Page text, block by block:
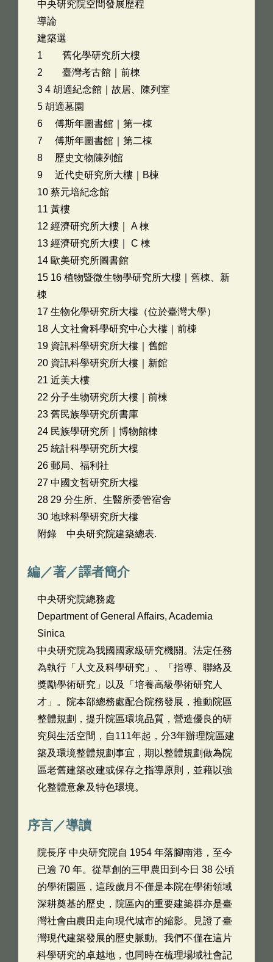
中央研究院空間發展歷程
導論
建築選
1 舊化學研究所大樓
2 臺灣考古館｜前棟
3 4 胡適紀念館｜故居、陳列室
5 胡適墓園
6 傅斯年圖書館｜第一棟
7 傅斯年圖書館｜第二棟
8 歷史文物陳列館
9 近代史研究所大樓｜B棟
10 蔡元培紀念館
11 黃樓
12 經濟研究所大樓｜ A 棟
13 經濟研究所大樓｜ C 棟
14 歐美研究所圖書館
15 16 植物暨微生物學研究所大樓｜舊棟、新
棟
17 生物化學研究所大樓（位於臺灣大學）
18 人文社會科學研究中心大樓｜前棟
19 資訊科學研究所大樓｜舊館
20 資訊科學研究所大樓｜新館
21 近美大樓
22 分子生物研究所大樓｜前棟
23 舊民族學研究所書庫
24 民族學研究所｜博物館棟
25 統計科學研究所大樓
26 郵局、福利社
27 中國文哲研究所大樓
28 29 分生所、生醫所委管宿舍
30 地球科學研究所大樓
附錄 中央研究院建築總表.
編／著／譯者簡介
中央研究院總務處
Department of General Affairs, Academia
Sinica
中央研究院為我國國家級研究機關。法定任務
為執行「人文及科學研究」、「指導、聯絡及
獎勵學術研究」以及「培養高級學術研究人
才」。院本部總務處配合院務發展，推動院區
整體規劃，提升院區環境品質，營造優良的研
究與生活空間，自111年起，分3年辦理院區建
築及環境整體規劃事宜，期以整體規劃做為院
區老舊建築改建或保存之指導原則，並藉以強
化整體意象及特色環境。
序言／導讀
院長序 中央研究院自 1954 年落腳南港，至今
已逾 70 年。從草創的三甲農田到今日 38 公頃
的學術園區，這段歲月不僅是本院在學術領域
深耕奠基的歷史，院區內的重要建築群亦是臺
灣社會由農田走向現代城市的縮影。見證了臺
灣現代建築發展的歷史脈動。我們不僅在這片
科學研究的卓越地，也同時在梳理場域社會記